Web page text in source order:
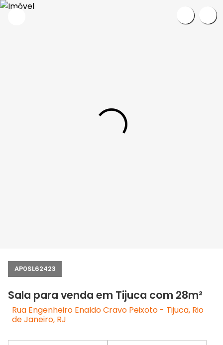
AP0SL62423
Sala para venda em Tijuca com 28m²
Rua Engenheiro Enaldo Cravo Peixoto - Tijuca, Rio
de Janeiro, RJ